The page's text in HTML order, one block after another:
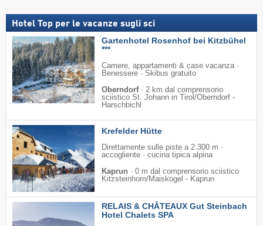
Hotel Top per le vacanze sugli sci
Gartenhotel Rosenhof bei Kitzbühel
***
Camere, appartamenti & case vacanza ·
Benessere · Skibus gratuito
Oberndorf · 2 km dal comprensorio
sciistico St. Johann in Tirol/​Oberndorf -
Harschbichl
Krefelder Hütte
Direttamente sulle piste a 2.300 m ·
accogliente · cucina tipica alpina
Kaprun · 0 m dal comprensorio sciistico
Kitzsteinhorn/​Maiskogel - Kaprun
RELAIS & CHÂTEAUX Gut Steinbach
Hotel Chalets SPA